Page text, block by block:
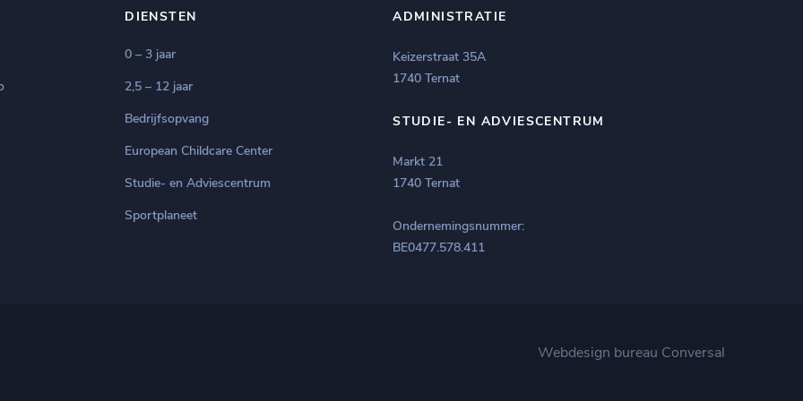
DIENSTEN
0 – 3 jaar
2,5 – 12 jaar
Bedrijfsopvang
European Childcare Center
Studie- en Adviescentrum
Sportplaneet
ADMINISTRATIE
Keizerstraat 35A
1740 Ternat
STUDIE- EN ADVIESCENTRUM
Markt 21
1740 Ternat
Ondernemingsnummer:
BE0477.578.411
Webdesign bureau Conversal